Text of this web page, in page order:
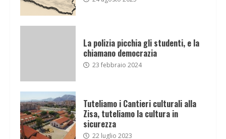
La polizia picchia gli studenti, e la
chiamano democrazia
23 febbraio 2024
Tuteliamo i Cantieri culturali alla
Zisa, tuteliamo la cultura in
sicurezza
22 luglio 2023